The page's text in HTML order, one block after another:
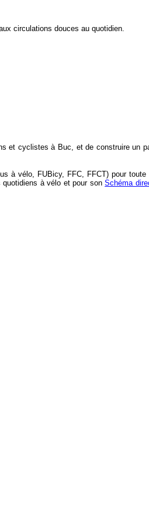
circulations douces au quotidien.
et cyclistes à Buc, et de construire un
à vélo, FUBicy, FFC, FFCT) pour
quotidiens à vélo et pour sonSchéma